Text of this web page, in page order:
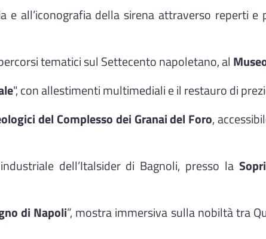
e all’iconografia della sirena attraverso reperti
tematici sul Settecento napoletano, al
", con allestimenti multimediali e il restauro di
del Complesso dei Granai del Foro,
dell’Italsider di Bagnoli, presso la
di Napoli”, mostra immersiva sulla nobiltà tra